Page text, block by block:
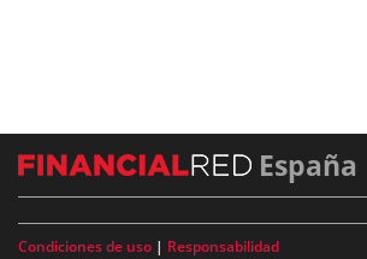
España
Condiciones de uso | Responsabilidad